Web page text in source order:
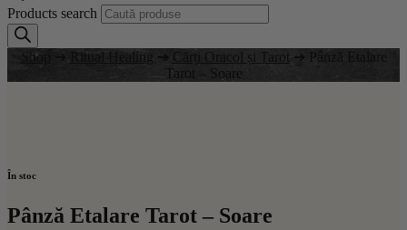
Products search
Shop ➔ Ritual Healing ➔ Cărți Oracol și Tarot
➔ Pânză Etalare
Tarot – Soare
În stoc
Pânză Etalare Tarot – Soare